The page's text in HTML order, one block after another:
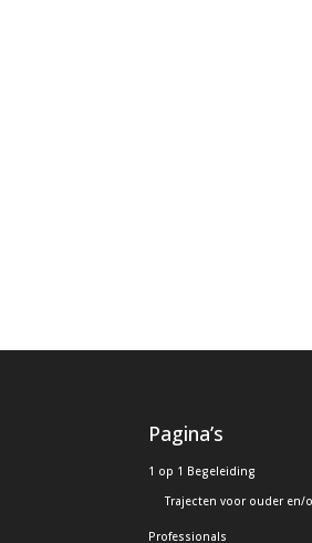
Pagina’s
1 op 1 Begeleiding
Trajecten voor ouder en/
Professionals